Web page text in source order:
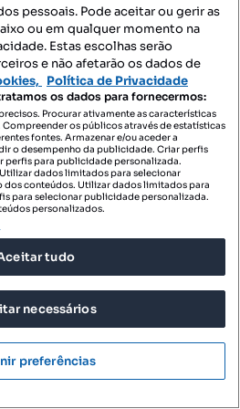
andar
pessoais. Pode aceitar ou gerir as
ou em qualquer momento na
Estas escolhas serão
e não afetarão os dados de
Política de Privacidade
os dados para fornecermos:
Procurar ativamente as características
os públicos através de estatísticas
fontes. Armazenar e/ou aceder a
o desempenho da publicidade. Criar perfis
perfis para publicidade personalizada.
dados limitados para selecionar
conteúdos. Utilizar dados limitados para
para selecionar publicidade personalizada.
personalizados.
tudo
necessários
preferências